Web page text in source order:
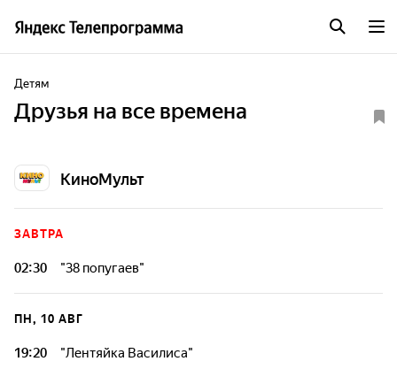
Детям
Друзья на все времена
КиноМульт
ЗАВТРА
02:30 "38 попугаев"
Блоки с мультфильмами из Золотой коллекции
ПН, 10 АВГ
19:20 "Лентяйка Василиса"